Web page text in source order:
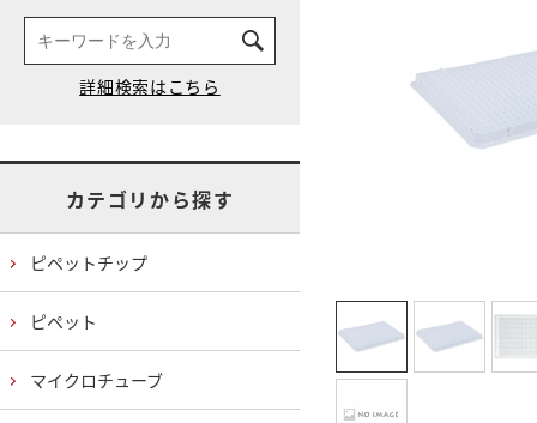
カテゴリから探す
ピペットチップ
ピペット
マイクロチューブ